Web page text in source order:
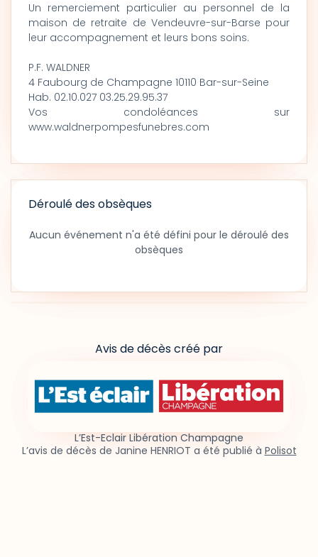
Un remerciement particulier au personnel de la
maison de retraite de Vendeuvre-sur-Barse pour
leur accompagnement et leurs bons soins.
P.F. WALDNER
4 Faubourg de Champagne 10110 Bar-sur-Seine
Hab. 02.10.027 03.25.29.95.37
Vos condoléances sur
www.waldnerpompesfunebres.com
Déroulé des obsèques
Aucun événement n'a été défini pour le déroulé des
obsèques
Avis de décès créé par
L’Est-Eclair Libération Champagne
L’avis de décès de Janine HENRIOT a été publié à Polisot